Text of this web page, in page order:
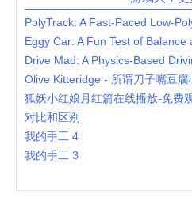
PolyTrack: A Fast-Paced Low-
Eggy Car: A Fun Test of Balance
Drive Mad: A Physics-Based
Olive Kitteridge - 所谓刀子嘴豆腐
狐妖小红娘月红篇在线播放-免费
对比和区别
我的手工 4
我的手工 3